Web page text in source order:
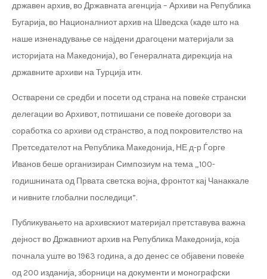
државен архив, во Државната агенција – Архиви на Република
Бугарија, во Националниот архив на Шведска (каде што на
наше изненадување се најдени драгоцени материјали за
историјата на Македонија), во Генералната дирекција на
државните архиви на Турција итн.
Остварени се средби и посети од страна на повеќе странски
делегации во Архивот, потпишани се повеќе договори за
соработка со архиви од странство, а под покровителство на
Претседателот на Република Македонија, НЕ д-р Ѓорге
Иванов беше организиран Симпозиум на тема „100-
годишнината од Првата светска војна, фронтот кај Чанаккале
и нивните глобални последици”.
Публикувањето на архивскиот материјал претставува важна
дејност во Државниот архив на Република Македонија, која
почнала уште во 1963 година, а до денес се објавени повеќе
од 200 изданија, зборници на документи и монографски